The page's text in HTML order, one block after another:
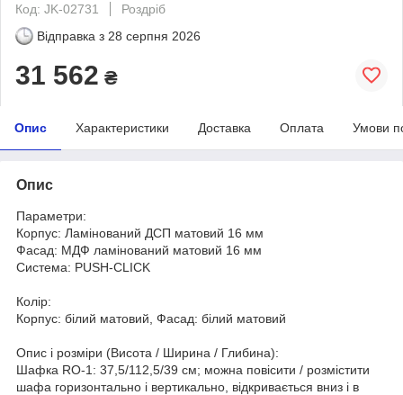
Код: JK-02731
Роздріб
Відправка з 28 серпня 2026
31 562 ₴
Опис Характеристики Доставка Оплата Умови
Опис
Параметри:
Корпус: Ламінований ДСП матовий 16 мм
Фасад: МДФ ламінований матовий 16 мм
Система: PUSH-CLICK
Колір:
Корпус: білий матовий, Фасад: білий матовий
Опис і розміри (Висота / Ширина / Глибина):
Шафка RO-1: 37,5/112,5/39 см; можна повісити / розмістити
шафа горизонтально і вертикально, відкривається вниз і в